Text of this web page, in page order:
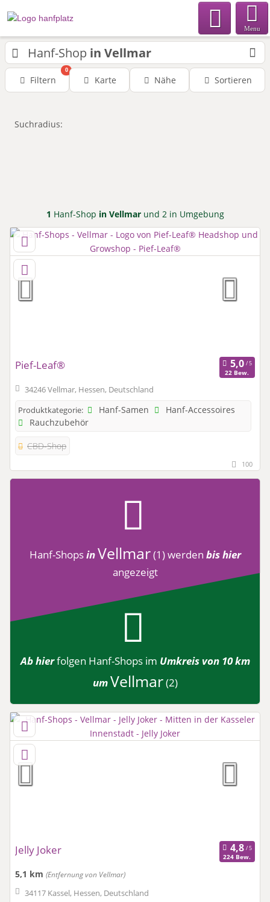
Menu
Hanf-Shop in Vellmar
Filtern
0
Karte Nähe Sortieren
Suchradius:
1 Hanf-Shop in Vellmarund 2 in Umgebung
Pief-Leaf®
22 Bew.
34246 Vellmar, Hessen, Deutschland
Produktkategorie:
Hanf-Samen
Hanf-Accessoires
Rauchzubehör
CBD-Shop
100
Hanf-ShopsinVellmar(1)werden bis hier
angezeigt
Ab hierfolgen Hanf-Shopsim Umkreis von 10 km
umVellmar(2)
Jelly Joker
224 Bew.
5,1 km (Entfernung von Vellmar)
34117 Kassel, Hessen, Deutschland